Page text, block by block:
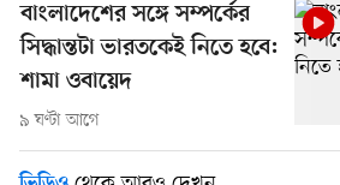
বাংলাদেশের সঙ্গে সম্পর্কের
সিদ্ধান্তটা ভারতকেই নিতে হবে:
শামা ওবায়েদ
৯ ঘণ্টা আগে